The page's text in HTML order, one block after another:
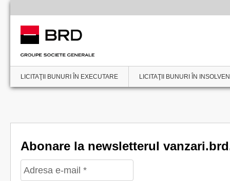
LICITAŢII BUNURI ÎN EXECUTARE LICITAŢII BUNURI ÎN
Abonare la newsletterul